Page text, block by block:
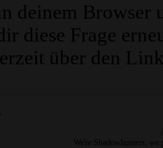
deinem Browser
diese Frage
über den
We're Shadowhunters,